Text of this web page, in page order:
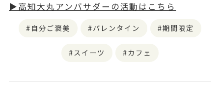
▶︎高知大丸アンバサダーの活動はこちら
自分ご褒美 バレンタイン 期間限定
スイーツ カフェ